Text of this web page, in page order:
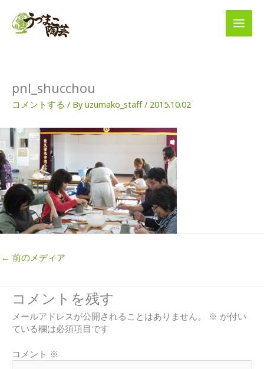
pnl_shucchou
コメントする / Byuzumako_staff/ 2015.10.02
← 前のメディア
コメントを残す
メールアドレスが公開されることはありません。 ※ が付い
ている欄は必須項目です
コメント ※